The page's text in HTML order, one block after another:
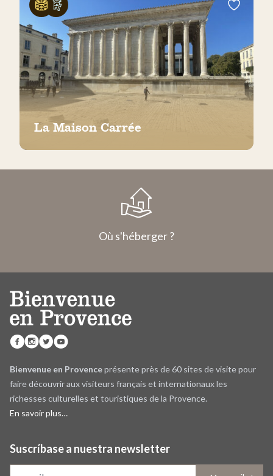
La Maison Carrée
Où s'héberger ?
Bienvenue en Provenceprésente près de 60 sites de visite pour
faire découvrir aux visiteurs français et internationaux les
richesses culturelles et touristiques de la Provence.
En savoir plus…
Suscríbase a nuestra newsletter